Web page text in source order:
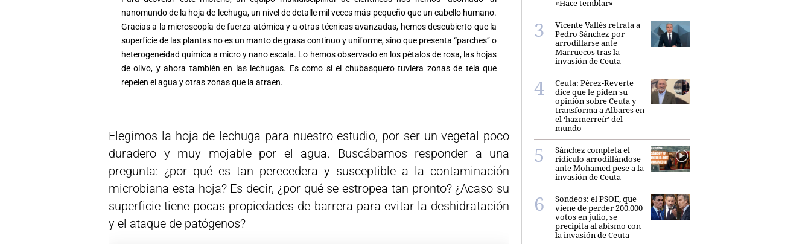
nanomundo de la hoja de lechuga, un nivel de detalle mil veces más pequeño que un cabello humano.
Gracias a la microscopía de fuerza atómica y a otras técnicas avanzadas, hemos descubierto que la
superficie de las plantas no es un manto de grasa continuo y uniforme, sino que presenta “parches” o
heterogeneidad química a micro y nano escala. Lo hemos observado en los pétalos de rosa, las hojas
de olivo, y ahora también en las lechugas. Es como si el chubasquero tuviera zonas de tela que
repelen el agua y otras zonas que la atraen.
Elegimos la hoja de lechuga para nuestro estudio, por ser un vegetal poco
duradero y muy mojable por el agua. Buscábamos responder a una
pregunta: ¿por qué es tan perecedera y susceptible a la contaminación
microbiana esta hoja? Es decir, ¿por qué se estropea tan pronto? ¿Acaso su
superficie tiene pocas propiedades de barrera para evitar la deshidratación
y el ataque de patógenos?
«Hace temblar»
Vicente Vallés retrata a
Pedro Sánchez por
arrodillarse ante
Marruecos tras la
invasión de Ceuta
Ceuta: Pérez-Reverte
dice que le piden su
opinión sobre Ceuta y
transforma a Albares en
el ‘hazmerreír’ del
mundo
Sánchez completa el
ridículo arrodillándose
ante Mohamed pese a la
invasión de Ceuta
Sondeos: el PSOE, que
viene de perder 200.000
votos en julio, se
precipita al abismo con
la invasión de Ceuta